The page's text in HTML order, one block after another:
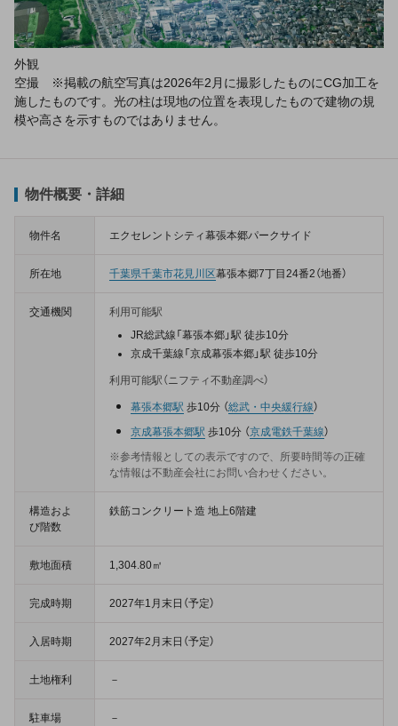
外観
空撮 ※掲載の航空写真は2026年2月に撮影したものにCG加工を
施したものです。光の柱は現地の位置を表現したもので建物の規
模や高さを示すものではありません。
物件概要・詳細
物件名 エクセレントシティ幕張本郷パークサイド
所在地 千葉県千葉市花見川区幕張本郷7丁目24番2（地番）
交通機関
利用可能駅
JR総武線「幕張本郷」駅 徒歩10分
京成千葉線「京成幕張本郷」駅 徒歩10分
利用可能駅（ニフティ不動産調べ）
幕張本郷駅 歩10分 （総武・中央緩行線）
京成幕張本郷駅 歩10分 （京成電鉄千葉線）
※参考情報としての表示ですので、所要時間等の正確
な情報は不動産会社にお問い合わせください。
構造およ
び階数
鉄筋コンクリート造 地上6階建
敷地面積 1,304.80㎡
完成時期 2027年1月末日（予定）
入居時期 2027年2月末日（予定）
土地権利 －
駐車場 －